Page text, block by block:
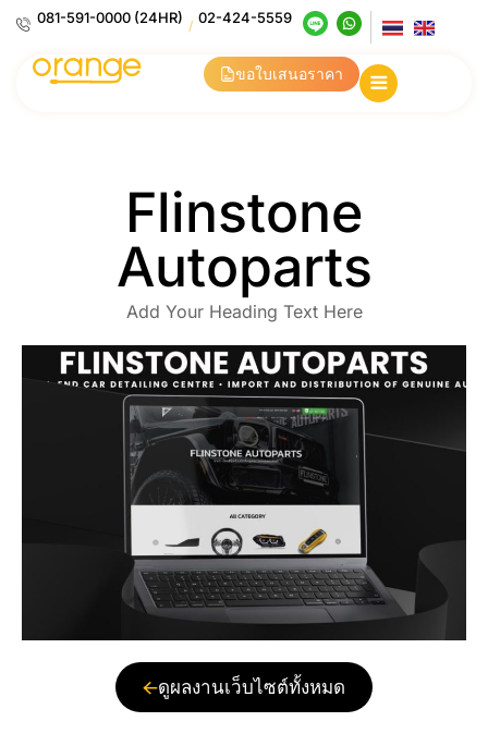
081-591-0000 (24HR) / 02-424-5559
ขอใบเสนอราคา
Flinstone
Autoparts
Add Your Heading Text Here
ดูผลงานเว็บไซต์ทั้งหมด